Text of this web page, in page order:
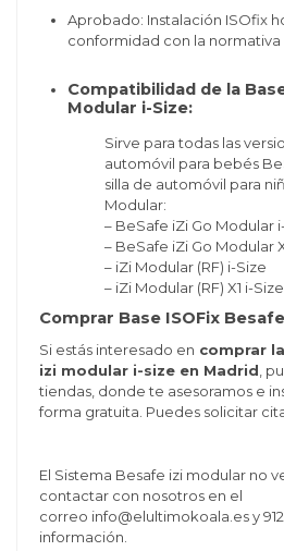
Aprobado: Instalación ISOfix
conformidad con la normativa
Compatibilidad de la
Modular i-Size:
Sirve para todas las
automóvil para bebés
silla de automóvil para
Modular:
– BeSafe iZi Go Modular
– BeSafe iZi Go Modular
– iZi Modular (RF) i-Size
– iZi Modular (RF) X1 i-Size
Comprar Base ISOFix
Si estás interesado en comprar
izi modular i-size en Madrid ,
tiendas, donde te asesoramos e
forma gratuita. Puedes solicitar
El Sistema Besafe izi modular no
contactar con nosotros en el
correo info@elultimokoala.esy
información.